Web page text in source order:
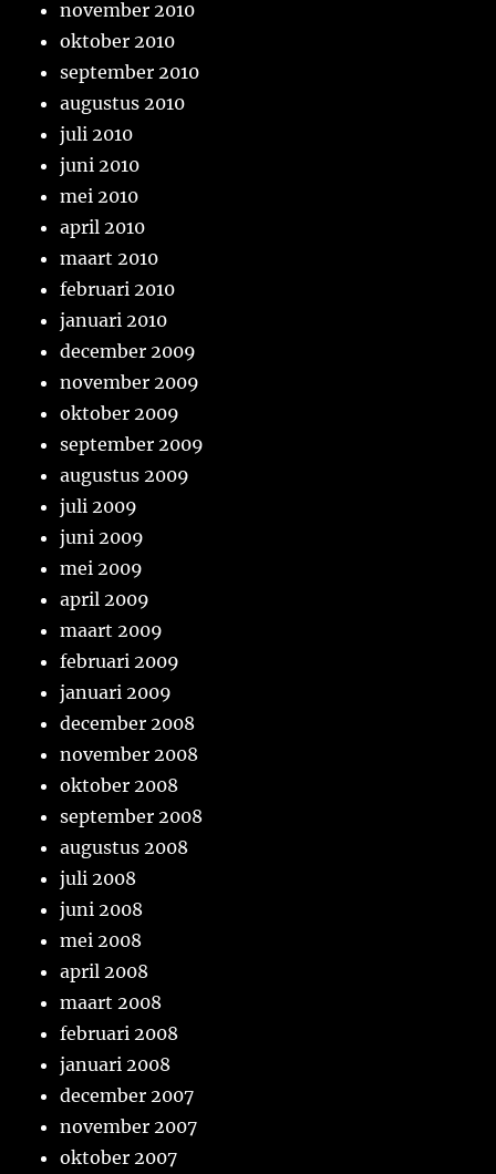
november 2010
oktober 2010
september 2010
augustus 2010
juli 2010
juni 2010
mei 2010
april 2010
maart 2010
februari 2010
januari 2010
december 2009
november 2009
oktober 2009
september 2009
augustus 2009
juli 2009
juni 2009
mei 2009
april 2009
maart 2009
februari 2009
januari 2009
december 2008
november 2008
oktober 2008
september 2008
augustus 2008
juli 2008
juni 2008
mei 2008
april 2008
maart 2008
februari 2008
januari 2008
december 2007
november 2007
oktober 2007